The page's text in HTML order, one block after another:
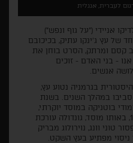
לעברית, אנגלית
אניידי ("על גוף ונפש")
של עץ ג'ינקו עתיק, בכיכובם
רב קסם ומרתק, הסרט בוחן את
- בני האדם - זוכים
אנשים.
בגרמניה נטוע עץ,
סביבו במהלך השנים. בשנת
בוטניקה במוסד יוקרתי,
שלא נוהג לקבל נשים; בשנת 1972, באותו מוסד, גונדולה עורכת
ובשנת 2000 פרופסור טוני וונג, נוירולוג מבריק
מפתיע בעץ השקט.